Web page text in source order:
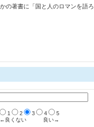
の著書に「国と人のロマンを語ろ
1 2 3 4
5
←良くない
良い→